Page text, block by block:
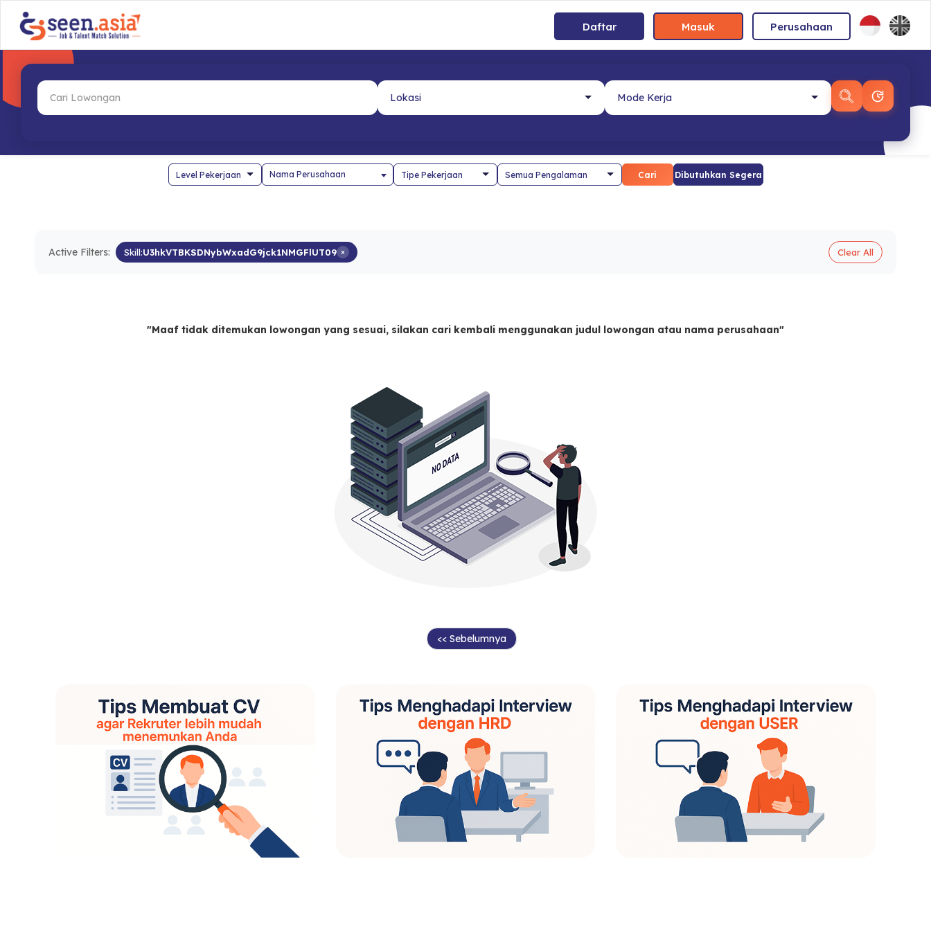
Daftar Masuk Perusahaan
Nama Perusahaan Cari Dibutuhkan Segera
Active Filters: Skill:U3hkVTBKSDNybWxadG9jck1NMGFlUT09 × Clear All
"Maaf tidak ditemukan lowongan yang sesuai, silakan cari kembali menggunakan judul lowongan atau nama perusahaan"
<< Sebelumnya